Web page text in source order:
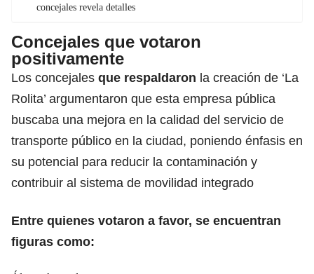
concejales revela detalles
Concejales que votaron
positivamente
Los concejales que respaldaron la creación de ‘La
Rolita’ argumentaron que esta empresa pública
buscaba una mejora en la calidad del servicio de
transporte público en la ciudad, poniendo énfasis en
su potencial para reducir la contaminación y
contribuir al sistema de movilidad integrado
Entre quienes votaron a favor, se encuentran
figuras como: